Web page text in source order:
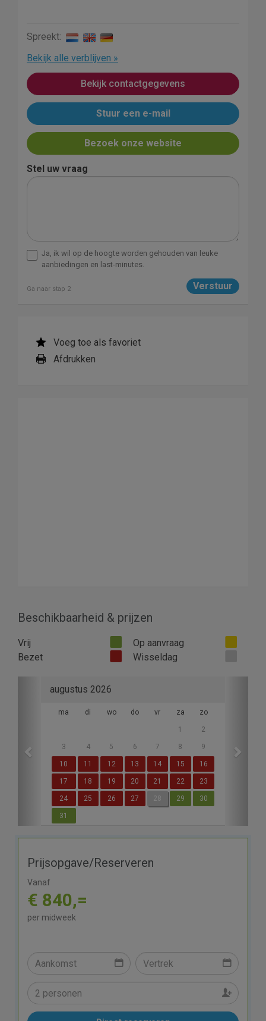
Spreekt:
Bekijk alle verblijven »
Bekijk contactgegevens
Stuur een e-mail
Bezoek onze website
Stel uw vraag
Ja, ik wil op de hoogte worden gehouden van leuke
aanbiedingen en last-minutes.
Ga naar stap 2
Voeg toe als favoriet
Afdrukken
Beschikbaarheid & prijzen
Vrij
Op aanvraag
Bezet
Wisseldag
augustus 2026
ma di wo do vr za zo
1 2
3 4 5 6 7 8 9
10 11 12 13 14 15 16
17 18 19 20 21 22 23
24 25 26 27 28 29 30
31
Previous
Prijsopgave/Reserveren
Vanaf
€ 840,=
per midweek